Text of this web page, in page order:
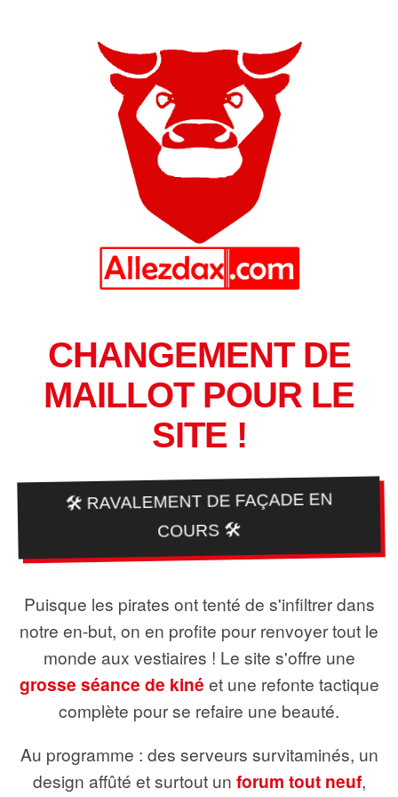
CHANGEMENT DE
MAILLOT POUR LE
SITE !
🛠️ RAVALEMENT DE FAÇADE EN
COURS 🛠️
Puisque les pirates ont tenté de s'infiltrer dans
notre en-but, on en profite pour renvoyer tout le
monde aux vestiaires ! Le site s'offre une
grosse séance de kiné et une refonte tactique
complète pour se refaire une beauté.
Au programme : des serveurs survitaminés, un
design affûté et surtout un forum tout neuf,